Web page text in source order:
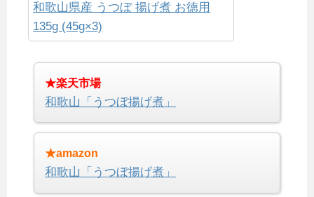
和歌山県産 うつぼ 揚げ煮 お徳用
135g (45g×3)
★楽天市場
和歌山「うつぼ揚げ煮」
★amazon
和歌山「うつぼ揚げ煮」